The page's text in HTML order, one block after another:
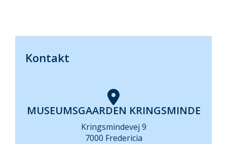
Kontakt
MUSEUMSGAARDEN KRINGSMINDE
Kringsmindevej 9
7000 Fredericia